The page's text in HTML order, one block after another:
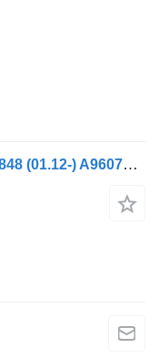
Uşă Mercedes-Benz Actros mp4 1848 (01.12-) A9607202403 pentru cap tractor Mercedes-Benz Actros MP4 Antos Arocs (2012-)